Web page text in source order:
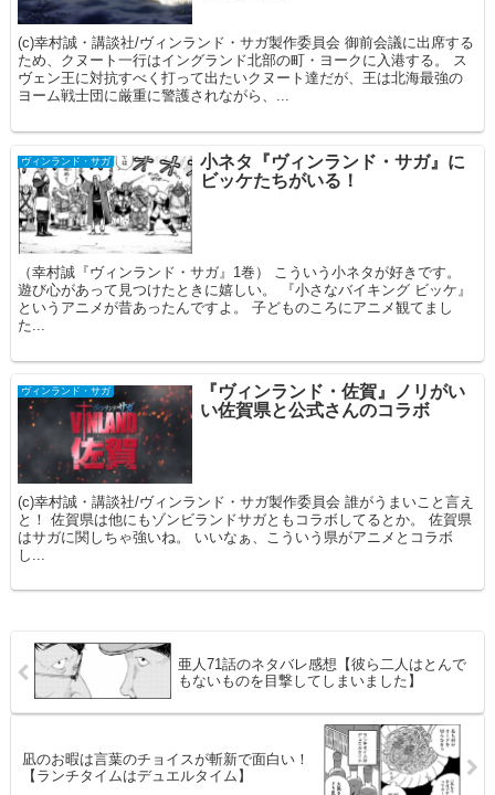
(c)幸村誠・講談社/ヴィンランド・サガ製作委員会 御前会議に出席する
ため、クヌート一行はイングランド北部の町・ヨークに入港する。 ス
ヴェン王に対抗すべく打って出たいクヌート達だが、王は北海最強の
ヨーム戦士団に厳重に警護されながら、...
ヴィンランド・サガ
小ネタ『ヴィンランド・サガ』に
ビッケたちがいる！
（幸村誠『ヴィンランド・サガ』1巻） こういう小ネタが好きです。
遊び心があって見つけたときに嬉しい。 『小さなバイキング ビッケ』
というアニメが昔あったんですよ。 子どものころにアニメ観てまし
た...
ヴィンランド・サガ
『ヴィンランド・佐賀』ノリがい
い佐賀県と公式さんのコラボ
(c)幸村誠・講談社/ヴィンランド・サガ製作委員会 誰がうまいこと言え
と！ 佐賀県は他にもゾンビランドサガともコラボしてるとか。 佐賀県
はサガに関しちゃ強いね。 いいなぁ、こういう県がアニメとコラボ
し...
亜人71話のネタバレ感想【彼ら二人はとんで
もないものを目撃してしまいました】
凪のお暇は言葉のチョイスが斬新で面白い！
【ランチタイムはデュエルタイム】